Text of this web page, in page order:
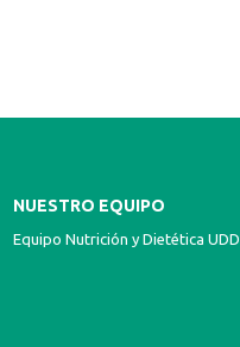
NUESTRO EQUIPO
Equipo Nutrición y Dietética UDD